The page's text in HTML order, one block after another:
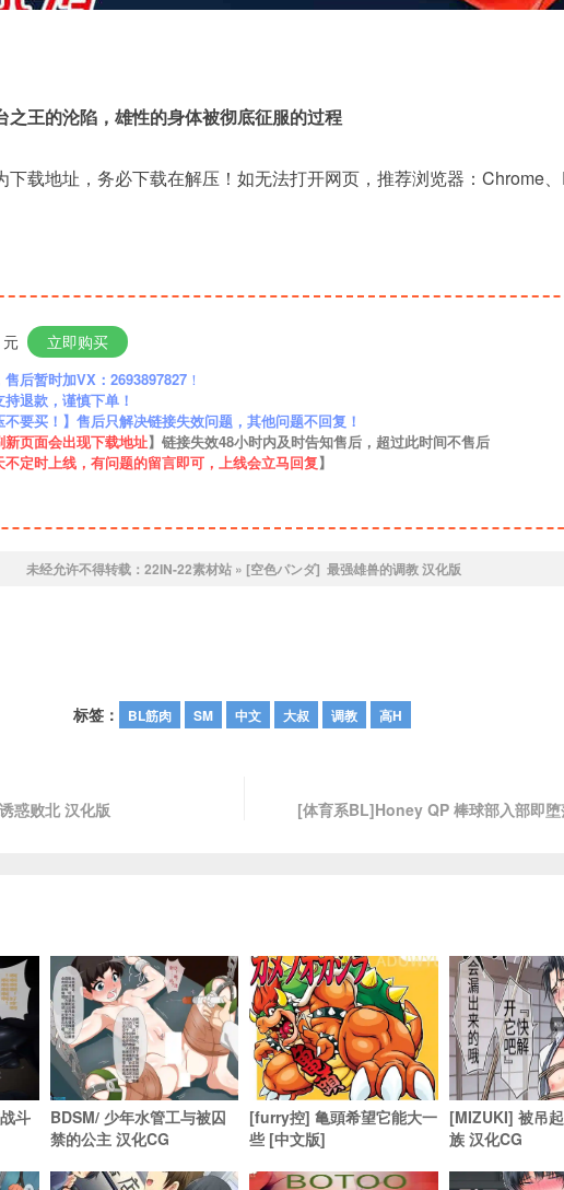
之王的沦陷，雄性的身体被彻底征服的过程
下载地址，务必下载在解压！如无法打开网页，推荐浏览器：Chrome
元 立即购买
售后暂时加VX：2693897827 ！
退款，谨慎下单！
不要买！】售后只解决链接失效问题，其他问题不回复！
新页面会出现下载地址】链接失效48小时内及时告知售后，超过此时间不售后
不定时上线，有问题的留言即可，上线会立马回复】
未经允许不得转载： 22IN-22素材站 » [空色パンダ] 最强雄兽的调教 汉化版
标签： BL筋肉 SM 中文 大叔 调教 高H
惑败北 汉化版
[体育系BL]Honey QP 棒球部入部即堕
斗
BDSM/ 少年水管工与被囚
禁的公主 汉化CG
[furry控] 亀頭希望它能大一
些 [中文版]
[MIZUKI] 被吊
族 汉化CG